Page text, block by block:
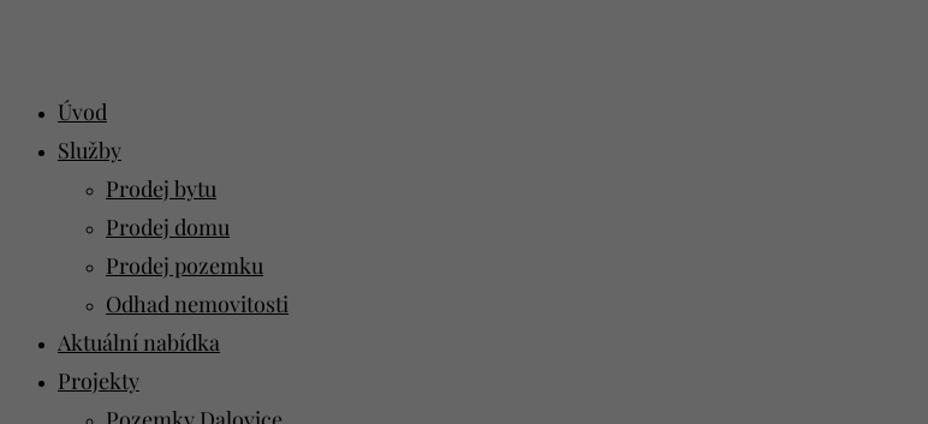
Úvod
Služby
Prodej bytu
Prodej domu
Prodej pozemku
Odhad nemovitosti
Aktuální nabídka
Projekty